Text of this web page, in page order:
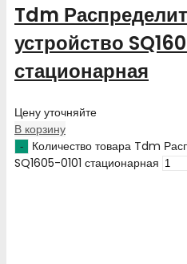
Tdm
устройство
стационарная
Цену уточняйте
В корзину
Количество товара Tdm
SQ1605-0101 стационарная